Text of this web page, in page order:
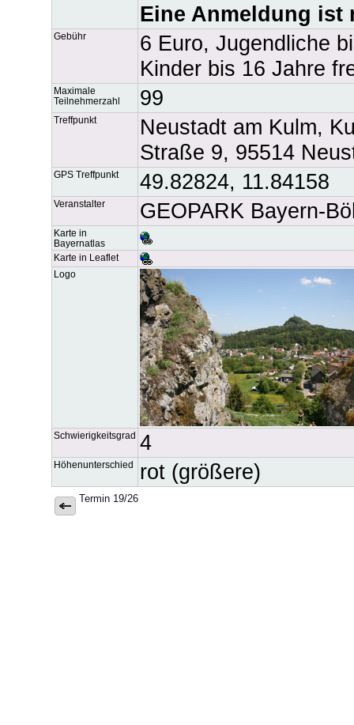
Eine Anmeldung
Gebühr
6 Euro, Jugendliche
Kinder bis 16 Jahre
Maximale
Teilnehmerzahl
99
Treffpunkt
Neustadt am Kulm,
Straße 9, 95514
GPS Treffpunkt 49.82824, 11.84158
Veranstalter GEOPARK Bayern-
Karte in
Bayernatlas
Karte in Leaflet
Logo
Schwierigkeitsgrad 4
Höhenunterschied rot (größere)
Termin 19/26